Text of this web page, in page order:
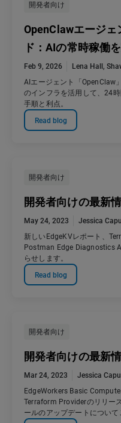
開発者向け
OpenClawエージ
ド：AIの常時稼働
Feb 9, 2026 Lena Hall ,
AIエージェント「OpenClaw
のインフラを活用して、24
手順と利点。
Read blog
開発者向け
開発者向けの最新
May 24, 2023
Jessica
新しいEdgeKVレポート、
Postman Edge Diagnostics
らせします。
Read blog
開発者向け
開発者向けの最新
Mar 24, 2023
Jessica
EdgeWorkers Basic
Terraform Providerのリリー
ールのアップデートについて